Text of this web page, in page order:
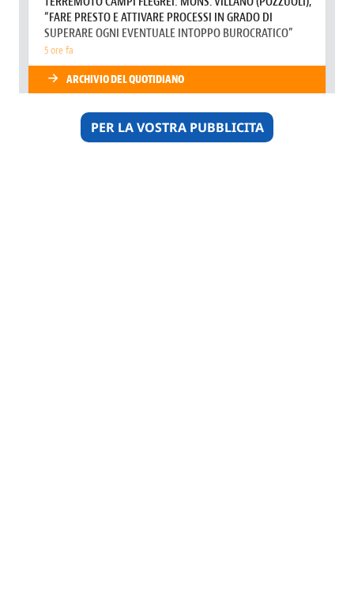
PER LA VOSTRA PUBBLICITA